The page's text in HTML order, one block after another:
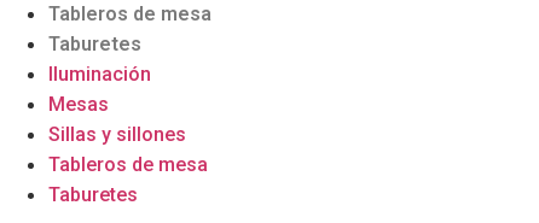
Tableros de mesa
Taburetes
Iluminación
Mesas
Sillas y sillones
Tableros de mesa
Taburetes